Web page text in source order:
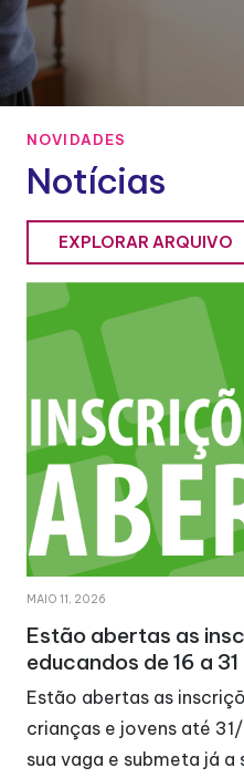
NOVIDADES
Notícias
EXPLORAR ARQUIVO
MAIO 11, 2026
Estão abertas as
educandos de 16 a
Estão abertas as
crianças e jovens até
sua vaga e submeta já a